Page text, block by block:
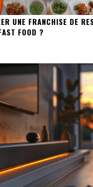
UNE FRANCHISE DE
FOOD ?